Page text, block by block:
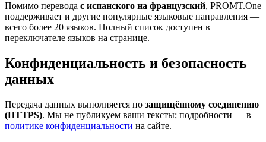
Помимо перевода с испанского на французский, PROMT.One
поддерживает и другие популярные языковые направления —
всего более 20 языков. Полный список доступен в
переключателе языков на странице.
Конфиденциальность и безопасность
данных
Передача данных выполняется по защищённому соединению
(HTTPS). Мы не публикуем ваши тексты; подробности — в
политике конфиденциальности на сайте.